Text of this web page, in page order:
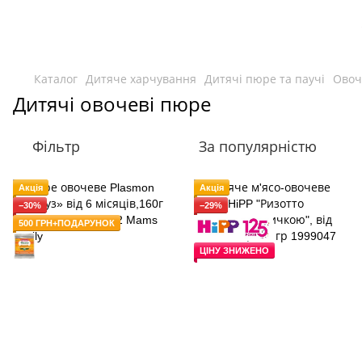
Каталог Дитяче харчування Дитячі пюре та паучі
Дитячі овочеві пюре
Фільтр За популярністю
Акція
−30%
500 ГРН+ПОДАРУНОК
Акція
−29%
ЦІНУ ЗНИЖЕНО